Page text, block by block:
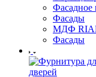
Фасадное
Фасады
МДФ
Фасады